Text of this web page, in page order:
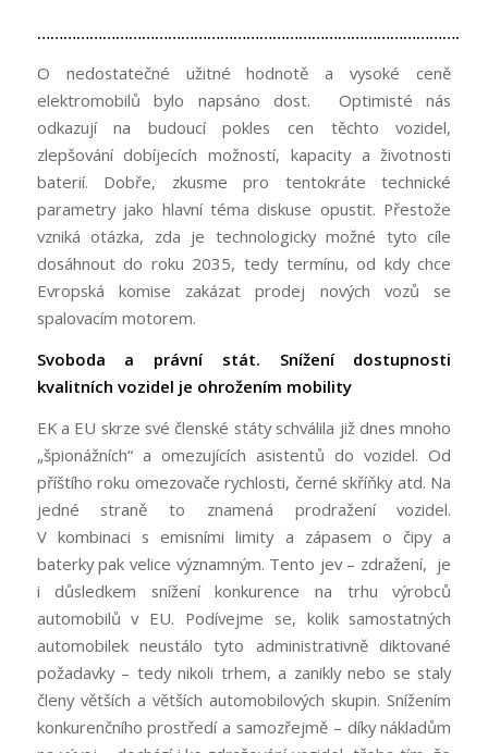
…………………………………………………………………………………….
O nedostatečné užitné hodnotě a vysoké ceně
elektromobilů bylo napsáno dost. Optimisté nás
odkazují na budoucí pokles cen těchto vozidel,
zlepšování dobíjecích možností, kapacity a životnosti
baterií. Dobře, zkusme pro tentokráte technické
parametry jako hlavní téma diskuse opustit. Přestože
vzniká otázka, zda je technologicky možné tyto cíle
dosáhnout do roku 2035, tedy termínu, od kdy chce
Evropská komise zakázat prodej nových vozů se
spalovacím motorem.
Svoboda a právní stát. Snížení dostupnosti
kvalitních vozidel je ohrožením mobility
EK a EU skrze své členské státy schválila již dnes mnoho
„špionážních“ a omezujících asistentů do vozidel. Od
příštího roku omezovače rychlosti, černé skříňky atd. Na
jedné straně to znamená prodražení vozidel.
V kombinaci s emisními limity a zápasem o čipy a
baterky pak velice významným. Tento jev – zdražení, je
i důsledkem snížení konkurence na trhu výrobců
automobilů v EU. Podívejme se, kolik samostatných
automobilek neustálo tyto administrativně diktované
požadavky – tedy nikoli trhem, a zanikly nebo se staly
členy větších a větších automobilových skupin. Snížením
konkurenčního prostředí a samozřejmě – díky nákladům